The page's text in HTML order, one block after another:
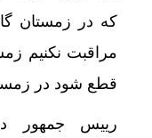
که در زمستان
مراقبت نکنیم
قطع شود در
رییس جمهور